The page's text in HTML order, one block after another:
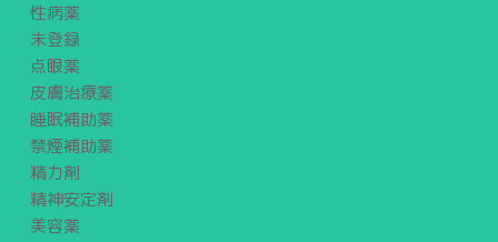
性病薬
未登録
点眼薬
皮膚治療薬
睡眠補助薬
禁煙補助薬
精力剤
精神安定剤
美容薬